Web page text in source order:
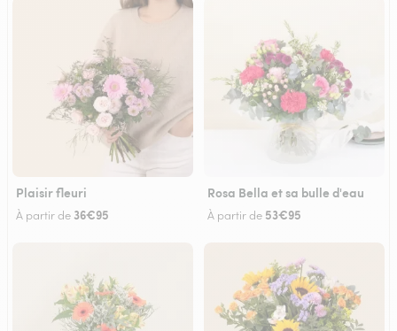
Plaisir fleuri
À partir de 36€95
Rosa Bella et sa bulle d'eau
À partir de 53€95